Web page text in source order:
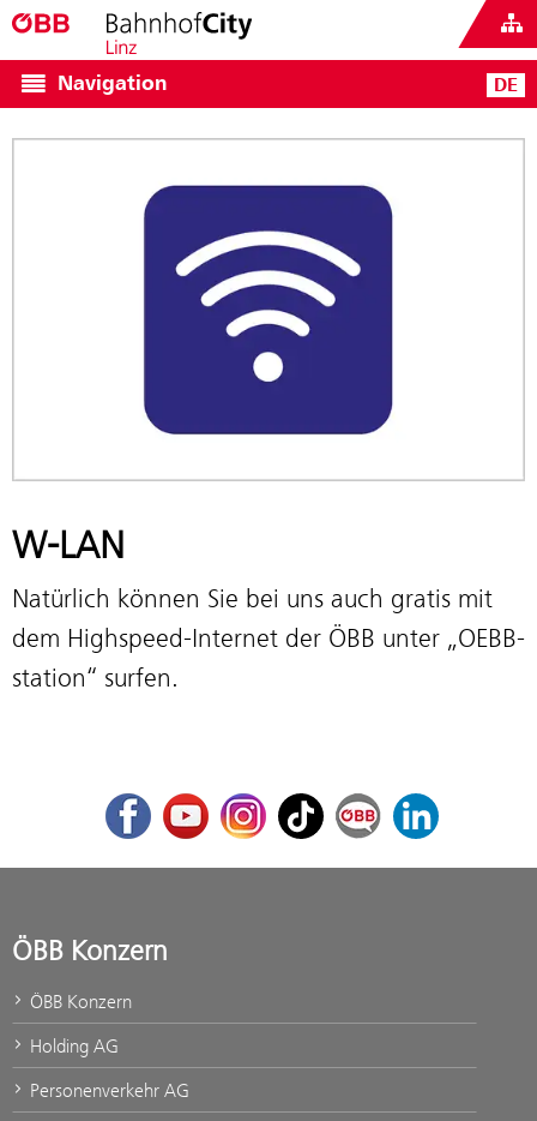
Navigation DE
W-LAN
Natürlich können Sie bei uns auch gratis mit
dem Highspeed-Internet der ÖBB unter „OEBB-
station“ surfen.
FacebookYoutubeInstagram
TikTok ÖBB Corporate Blog
LinkedIn
ÖBB Konzern
ÖBB Konzern
Holding AG
Personenverkehr AG